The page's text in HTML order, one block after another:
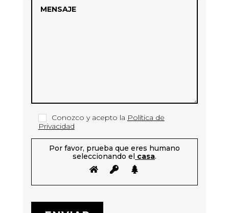
Conozco y acepto la Política de
Privacidad
Por favor, prueba que eres humano
seleccionando elcasa.